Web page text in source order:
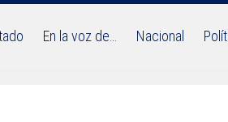
En la voz de… Nacional